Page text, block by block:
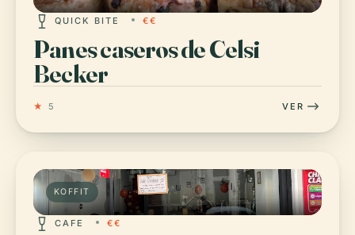
QUICK BITE €€
Panes caseros de Celsi
Becker
★ 5 VER
KOFFIT
CAFE €€